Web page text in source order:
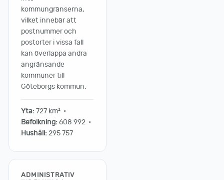
kommungränserna,
vilket innebär att
postnummer och
postorter i vissa fall
kan överlappa andra
angränsande
kommuner till
Göteborgs kommun.
Yta:727 km² •
Befolkning:608 992 •
Hushåll:295 757
ADMINISTRATIV